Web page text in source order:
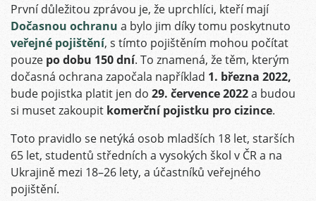
První důležitou zprávou je, že uprchlíci, kteří mají
Dočasnou ochranu a bylo jim díky tomu poskytnuto
veřejné pojištění, s tímto pojištěním mohou počítat
pouze po dobu 150 dní. To znamená, že těm, kterým
dočasná ochrana započala například 1. března 2022,
bude pojistka platit jen do 29. července 2022a budou
si muset zakoupit komerční pojistku pro cizince.
Toto pravidlo se netýká osob mladších 18 let, starších
65 let, studentů středních a vysokých škol v ČR a na
Ukrajině mezi 18–26 lety, a účastníků veřejného
pojištění.